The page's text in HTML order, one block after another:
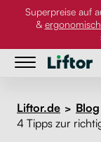
Superpreise auf
&
Bürostühle
Liftor.de > Blog
4 Tipps zur